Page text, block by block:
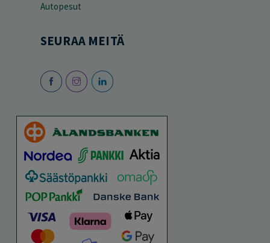
Autopesut
SEURAA MEITÄ